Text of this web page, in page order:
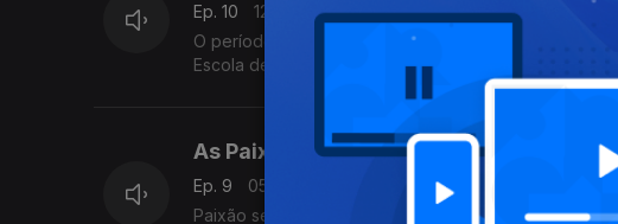
Ep. 10
12 mar. 2026
O período entre os anos 1730 e 1733, passados por
Escola de S. Tomé, o músico sentia-se insatisfeito e
os seus superiores hierárquicos no Conselho
As Paixões,
Ep. 9
05 mar. 2026
Paixão segundo S. João e Paixão segundo S. Mateus.